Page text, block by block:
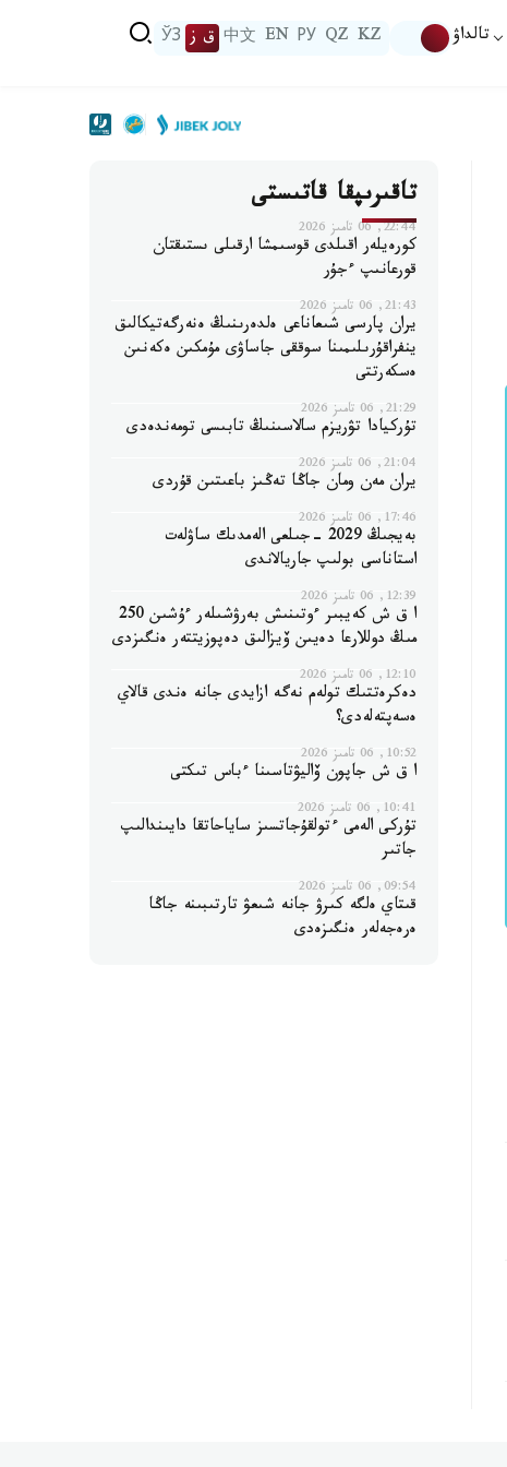
تالداۋ KZ
QZ
РУ
EN
中文 ق ز ЎЗ
تاقىرىپقا قاتىستى
22:44, 06 تامىز 2026
كورەيلەر اقىلدى قوسىمشا ارقىلى ىستىقتان
قورعانىپ ءجۇر
21:43, 06 تامىز 2026
يران پارسى شىعاناعى ەلدەرىنىڭ ەنەرگەتيكالىق
ينفراقۇرىلىمىنا سوققى جاساۋى مۇمكىن ەكەنىن
ەسكەرتتى
21:29, 06 تامىز 2026
تۇركيادا تۋريزم سالاسىنىڭ تابىسى تومەندەدى
21:04, 06 تامىز 2026
يران مەن ومان جاڭا تەڭىز باعىتىن قۇردى
17:46, 06 تامىز 2026
بەيجىڭ 2029 -جىلعى الەمدىك ساۋلەت
استاناسى بولىپ جاريالاندى
12:39, 06 تامىز 2026
ا ق ش كەيبىر ءوتىنىش بەرۋشىلەر ءۇشىن 250
مىڭ دوللارعا دەيىن ۆيزالىق دەپوزيتتەر ەنگىزدى
12:10, 06 تامىز 2026
دەكرەتتىك تولەم نەگە ازايدى جانە ەندى قالاي
ەسەپتەلەدى؟
10:52, 06 تامىز 2026
ا ق ش جاپون ۆاليۋتاسىنا ءباس تىكتى
10:41, 06 تامىز 2026
تۇركى الەمى ءتولقۇجاتسىز ساياحاتقا دايىندالىپ
جاتىر
09:54, 06 تامىز 2026
قىتاي ەلگە كىرۋ جانە شىعۋ تارتىبىنە جاڭا
ەرەجەلەر ەنگىزەدى